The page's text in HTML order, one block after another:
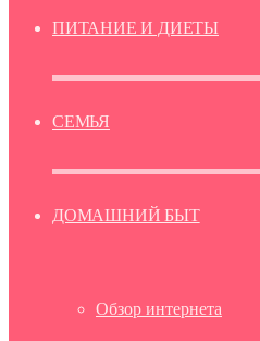
ПИТАНИЕ И ДИЕТЫ
СЕМЬЯ
ДОМАШНИЙ БЫТ
Обзор интернета